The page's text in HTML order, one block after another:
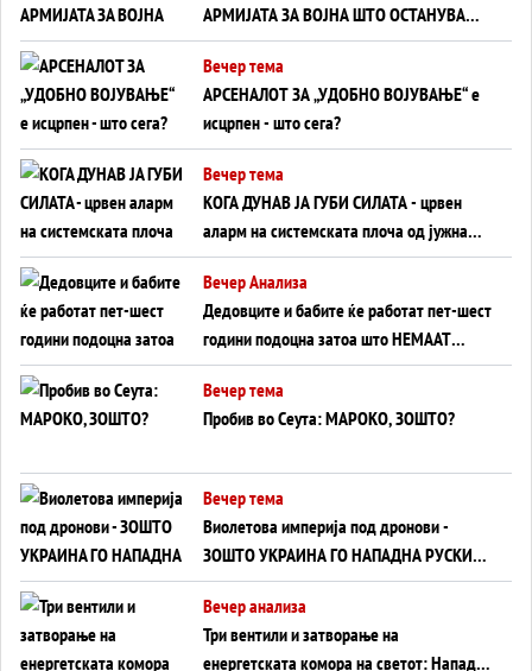
АРМИЈАТА ЗА ВОЈНА ШТО ОСТАНУВА
БЕЗ ФРОНТ
Вечер тема
АРСЕНАЛОТ ЗА „УДОБНО ВОЈУВАЊЕ“ е
исцрпен - што сега?
Вечер тема
КОГА ДУНАВ ЈА ГУБИ СИЛАТА - црвен
аларм на системската плоча од јужна
Германија до Црното Море...
Вечер Анализа
Дедовците и бабите ќе работат пет-шест
години подоцна затоа што НЕМААТ
ВНУЦИ ДА ГИ ЗАМЕНАТ
Вечер тема
Пробив во Сеута: МАРОКО, ЗОШТО?
Вечер тема
Виолетова империја под дронови -
ЗОШТО УКРАИНА ГО НАПАДНА РУСКИОТ
WILDBERRIES
Вечер анализа
Три вентили и затворање на
енергетската комора на светот: Нападот